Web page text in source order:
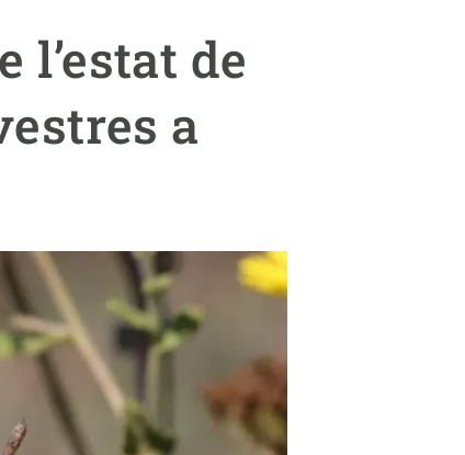
de
a
amb nosaltres Esdeveniments anteriors
Notícies
Observació de la terra